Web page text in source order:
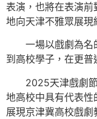
表演，也將在表演
地向天津不雅眾展現
一場以戲劇為名
到高校學子，在更普
2025天津戲劇
地高校中具有代表性
展現京津冀高校戲